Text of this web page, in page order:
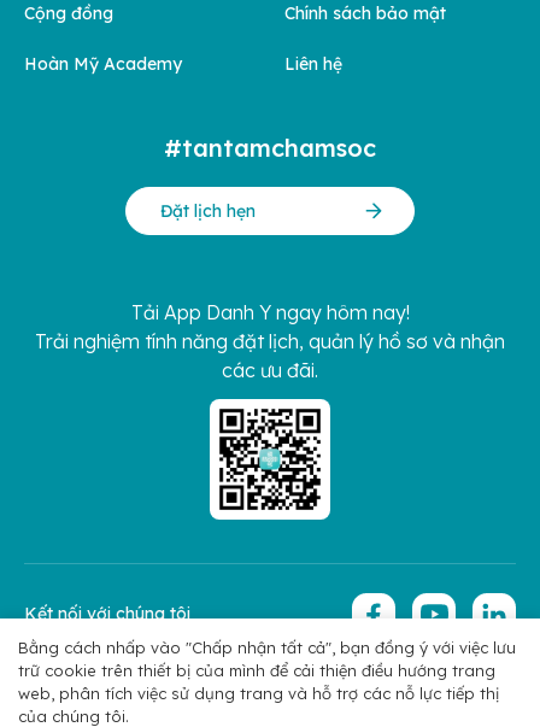
Cộng đồng
Hoàn Mỹ Academy
Chính sách bảo mật
Liên hệ
#tantamchamsoc
Đặt lịch hẹn
Tải App Danh Y ngay hôm nay!
Trải nghiệm tính năng đặt lịch, quản lý hồ sơ và nhận
các ưu đãi.
Chính sách bảo mật Copyright 2026 © Hoan My Corporation
Kết nối với chúng tôi
Bằng cách nhấp vào "Chấp nhận tất cả", bạn đồng ý với việc lưu
trữ cookie trên thiết bị của mình để cải thiện điều hướng trang
web, phân tích việc sử dụng trang và hỗ trợ các nỗ lực tiếp thị
của chúng tôi.